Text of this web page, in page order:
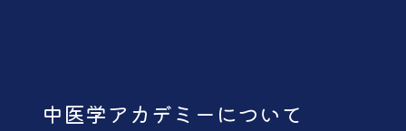
中医学アカデミーについて